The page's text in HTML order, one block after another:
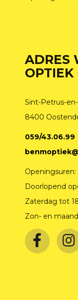
ADRES
OPTIEK
Sint-Petrus-
8400
059/43.06.99
Openingsuren:
Doorlopend
Zaterdag tot
Zon- en